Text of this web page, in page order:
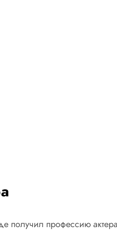
получил профессию